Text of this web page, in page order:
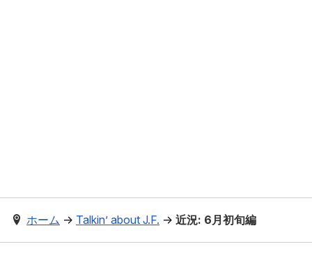
ホーム → Talkin’ about J.F. → 近況: 6月初旬編